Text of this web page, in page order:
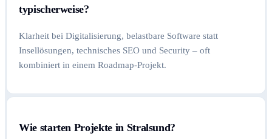
typischerweise?
Klarheit bei Digitalisierung, belastbare Software statt
Insellösungen, technisches SEO und Security – oft
kombiniert in einem Roadmap-Projekt.
Wie starten Projekte in Stralsund?